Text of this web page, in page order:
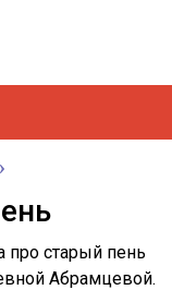
про старый пень
Абрамцевой.